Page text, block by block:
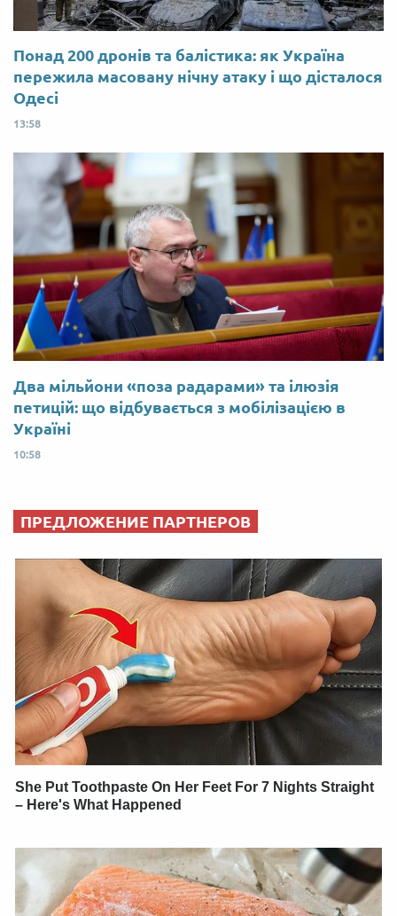
Понад 200 дронів та балістика: як Україна
пережила масовану нічну атаку і що дісталося
Одесі
13:58
Два мільйони «поза радарами» та ілюзія
петицій: що відбувається з мобілізацією в
Україні
10:58
ПРЕДЛОЖЕНИЕ ПАРТНЕРОВ
She Put Toothpaste On Her Feet For 7 Nights Straight
– Here's What Happened